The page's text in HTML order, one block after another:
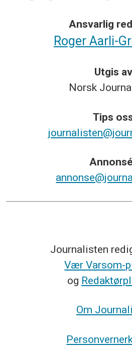
Ansvarlig
Roger Aarli-
Utgis
Norsk
Tips
Journalisten
Vær Varsom-
og
Om